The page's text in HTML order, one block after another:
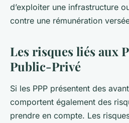
d’exploiter une infrastructure
contre une rémunération
Les risques liés aux
Public-Privé
Si les PPP présentent des
comportent également des
prendre en compte. Les